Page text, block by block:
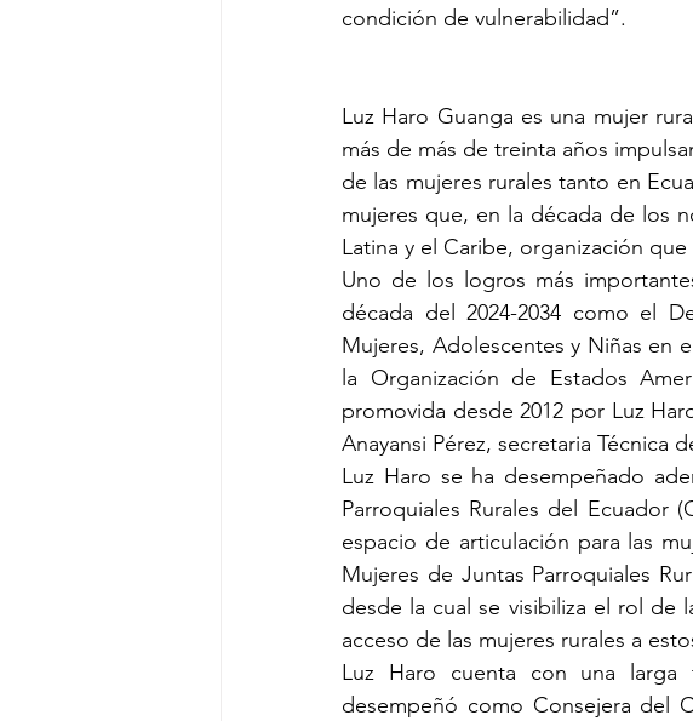
condición de vulnerabilidad”.
Luz Haro Guanga es una mujer
más de más de treinta años
de las mujeres rurales tanto en
mujeres que, en la década de los
Latina y el Caribe, organización
Uno de los logros más
década del 2024-2034 como el
Mujeres, Adolescentes y Niñas en
la Organización de Estados
promovida desde 2012 por Luz
Anayansi Pérez, secretaria Técnica
Luz Haro se ha desempeñado
Parroquiales Rurales del Ecuador
espacio de articulación para las
Mujeres de Juntas Parroquiales
desde la cual se visibiliza el rol de
acceso de las mujeres rurales a
Luz Haro cuenta con una
desempeñó como Consejera del